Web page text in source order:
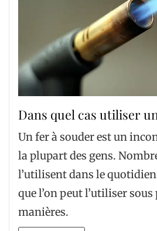
Dans quel cas utiliser
Un fer à souder est un
la plupart des gens.
l’utilisent dans le
que l’on peut l’utiliser
manières.